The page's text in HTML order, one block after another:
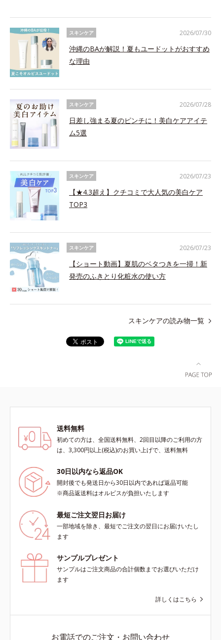
スキンケア
沖縄のBAが解説！夏もユードットがおすすめ
な理由
2026/07/30
スキンケア
日差し強まる夏のピンチに！美白ケアアイテ
ム5選
2026/07/28
スキンケア
【★4.3超え】クチコミで大人気の美白ケア
TOP3
2026/07/23
スキンケア
【ショート動画】夏肌のベタつきを一掃！新
発売のふきとり化粧水の使い方
2026/07/23
スキンケアの読み物一覧
送料無料
初めての方は、全国送料無料、2回目以降のご利用の方
は、3,300円以上(税込)のお買い上げで、送料無料
30日以内なら返品OK
開封後でも発送日から30日以内であれば返品可能
※商品返送料はオルビスが負担いたします
最短ご注文翌日お届け
一部地域を除き、最短でご注文の翌日にお届けいたし
ます
サンプルプレゼント
サンプルはご注文商品の合計個数までお選びいただけ
ます
詳しくはこちら
お電話でのご注文・お問い合わせ